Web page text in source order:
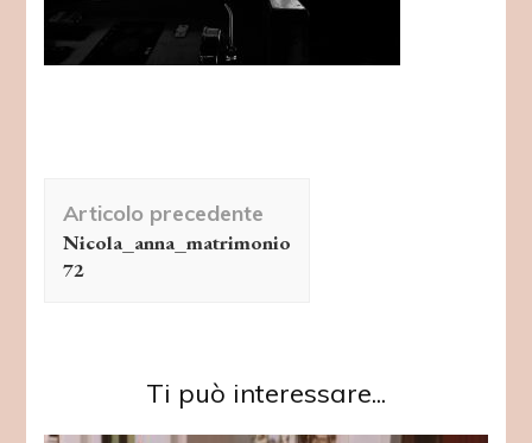
articolo
Articolo precedente
Nicola_anna_matrimonio
72
Ti può interessare...